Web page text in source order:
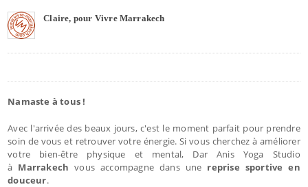
Claire, pour Vivre Marrakech
Namaste à tous !
Avec l'arrivée des beaux jours, c'est le moment parfait pour prendre
soin de vous et retrouver votre énergie. Si vous cherchez à améliorer
votre bien-être physique et mental, Dar Anis Yoga Studio
à Marrakech vous accompagne dans une reprise sportive en
douceur.